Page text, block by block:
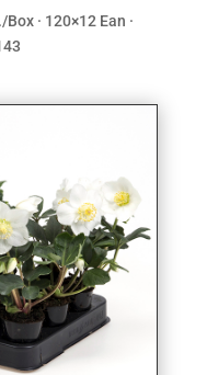
· 120×12 Ean ·